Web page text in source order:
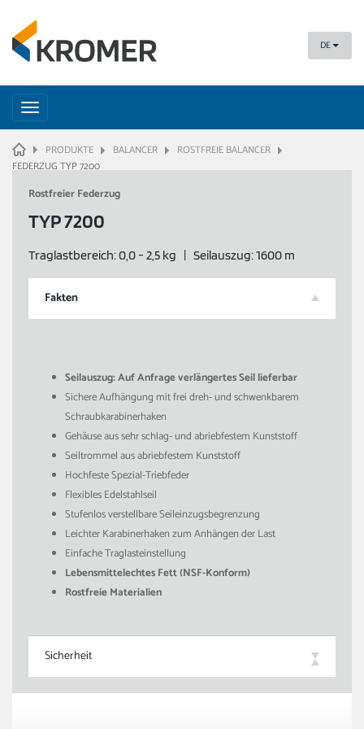
DE
Toggle
navigation
HOME PRODUKTE BALANCER
ROSTFREIE BALANCER
FEDERZUG TYP 7200
Rostfreier Federzug
TYP 7200
Traglastbereich: 0,0 - 2,5 kg | Seilauszug: 1600 m
Fakten
Seilauszug: Auf Anfrage verlängertes Seil lieferbar
Sichere Aufhängung mit frei dreh- und schwenkbarem
Schraubkarabinerhaken
Gehäuse aus sehr schlag- und abriebfestem Kunststoff
Seiltrommel aus abriebfestem Kunststoff
Hochfeste Spezial-Triebfeder
Flexibles Edelstahlseil
Stufenlos verstellbare Seileinzugsbegrenzung
Leichter Karabinerhaken zum Anhängen der Last
Einfache Traglasteinstellung
Lebensmittelechtes Fett (NSF-Konform)
Rostfreie Materialien
Sicherheit